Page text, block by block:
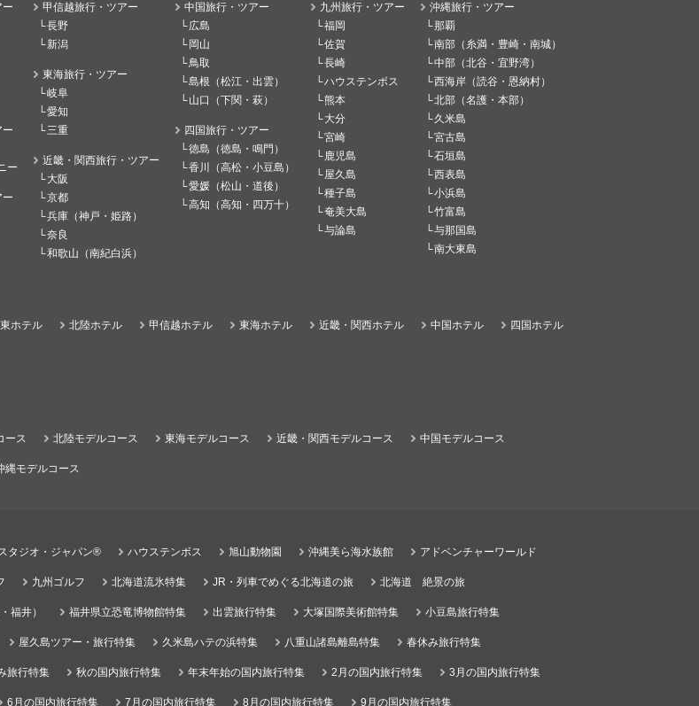
ー
ー
ー
ー
甲信越旅行・ツアー
長野
新潟
東海旅行・ツアー
岐阜
愛知
三重
近畿・関西旅行・ツアー
大阪
京都
兵庫（神戸・姫路）
奈良
和歌山（南紀白浜）
中国旅行・ツアー
広島
岡山
鳥取
島根（松江・出雲）
山口（下関・萩）
四国旅行・ツアー
徳島（徳島・鳴門）
香川（高松・小豆島）
愛媛（松山・道後）
高知（高知・四万十）
九州旅行・ツアー
福岡
佐賀
長崎
ハウステンボス
熊本
大分
宮崎
鹿児島
屋久島
種子島
奄美大島
与論島
沖縄旅行・ツアー
那覇
南部（糸満・豊崎・南城）
中部（北谷・宜野湾）
西海岸（読谷・恩納村）
北部（名護・本部）
久米島
宮古島
石垣島
西表島
小浜島
竹富島
与那国島
南大東島
ホテル 北陸ホテル 甲信越ホテル 東海ホテル 近畿・関西ホテル 中国ホテル 四国ホテル
ース 北陸モデルコース 東海モデルコース 近畿・関西モデルコース 中国モデルコース
縄モデルコース
タジオ・ジャパン® ハウステンボス 旭山動物園 沖縄美ら海水族館 アドベンチャーワールド
九州ゴルフ 北海道流氷特集 JR・列車でめぐる北海道の旅 北海道 絶景の旅
福井） 福井県立恐竜博物館特集 出雲旅行特集 大塚国際美術館特集 小豆島旅行特集
屋久島ツアー・旅行特集 久米島ハテの浜特集 八重山諸島離島特集 春休み旅行特集
旅行特集 秋の国内旅行特集 年末年始の国内旅行特集 2月の国内旅行特集 3月の国内旅行特集
6月の国内旅行特集 7月の国内旅行特集 8月の国内旅行特集 9月の国内旅行特集